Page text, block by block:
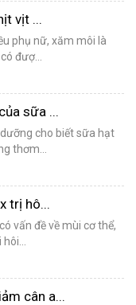
vịt ...
phụ nữ, xăm môi là
đượ...
sữa ...
cho biết sữa hạt
thơm...
trị hô...
vấn đề về mùi cơ thể,
cân a...